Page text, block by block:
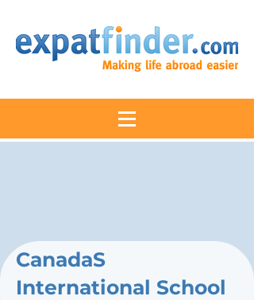
CanadaS
International School